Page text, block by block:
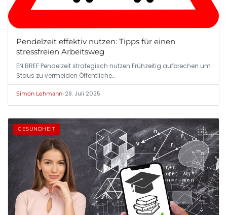
Pendelzeit effektiv nutzen: Tipps für einen
stressfreien Arbeitsweg
EN BREF Pendelzeit strategisch nutzen Frühzeitig aufbrechen um
Staus zu vermeiden Öffentliche…
Simon Lehmann•28. Juli 2025
GESUNDHEIT